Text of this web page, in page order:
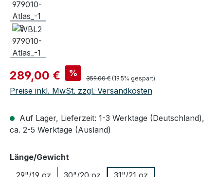
Verkaufspreis:
289,00 € % Regulärer Preis:
359,00 € (19.5% gespart)
Preise inkl. MwSt. zzgl. Versandkosten
Auf Lager, Lieferzeit: 1-3 Werktage (Deutschland),
ca. 2-5 Werktage (Ausland)
Länge/Gewicht